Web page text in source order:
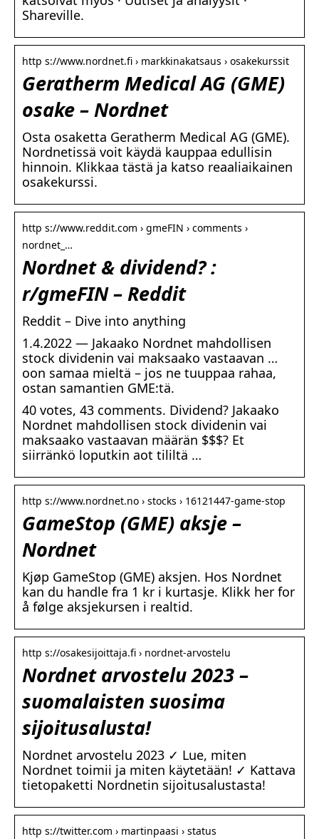
Shareville.
http s://www.nordnet.fi › markkinakatsaus › osakekurssit
Geratherm Medical AG (GME)
osake – Nordnet
Osta osaketta Geratherm Medical AG (GME).
Nordnetissä voit käydä kauppaa edullisin
hinnoin. Klikkaa tästä ja katso reaaliaikainen
osakekurssi.
http s://www.reddit.com › gmeFIN › comments ›
nordnet_…
Nordnet & dividend? :
r/gmeFIN – Reddit
Reddit – Dive into anything
1.4.2022 — Jakaako Nordnet mahdollisen
stock dividenin vai maksaako vastaavan …
oon samaa mieltä – jos ne tuuppaa rahaa,
ostan samantien GME:tä.
40 votes, 43 comments. Dividend? Jakaako
Nordnet mahdollisen stock dividenin vai
maksaako vastaavan määrän $$$? Et
siirränkö loputkin aot tililtä …
http s://www.nordnet.no › stocks › 16121447-game-stop
GameStop (GME) aksje –
Nordnet
Kjøp GameStop (GME) aksjen. Hos Nordnet
kan du handle fra 1 kr i kurtasje. Klikk her for
å følge aksjekursen i realtid.
http s://osakesijoittaja.fi › nordnet-arvostelu
Nordnet arvostelu 2023 –
suomalaisten suosima
sijoitusalusta!
Nordnet arvostelu 2023 ✓ Lue, miten
Nordnet toimii ja miten käytetään! ✓ Kattava
tietopaketti Nordnetin sijoitusalustasta!
http s://twitter.com › martinpaasi › status